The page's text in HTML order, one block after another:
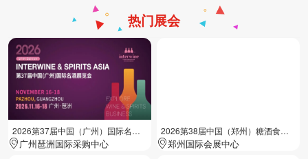
热门展会
2026第37届中国（广州）国际名酒展览会
广州琶洲国际采购中心
2026第38届中国（郑州）糖酒食品交易会
郑州国际会展中心